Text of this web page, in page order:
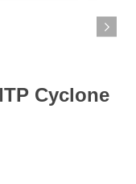
Cyclone